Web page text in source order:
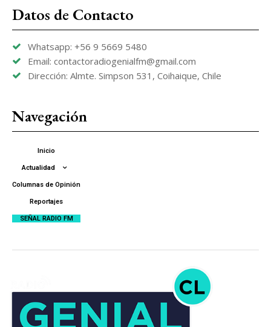
Datos de Contacto
Whatsapp: +56 9 5669 5480
Email: contactoradiogenialfm@gmail.com
Dirección: Almte. Simpson 531, Coihaique, Chile
Navegación
Inicio
Actualidad
Columnas de Opinión
Reportajes
SEÑAL RADIO FM